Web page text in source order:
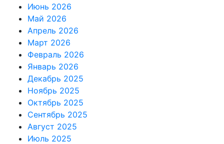
Июнь 2026
Май 2026
Апрель 2026
Март 2026
Февраль 2026
Январь 2026
Декабрь 2025
Ноябрь 2025
Октябрь 2025
Сентябрь 2025
Август 2025
Июль 2025